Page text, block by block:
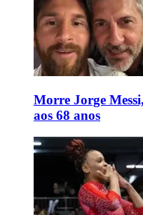
Morre Jorge
aos 68 anos